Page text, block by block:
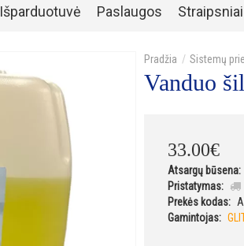
Išparduotuvė Paslaugos Straipsniai
Sistemų
Vanduo
33.00€
Atsargų būsena:
Pristatymas:
Prekės kodas:
Gamintojas: